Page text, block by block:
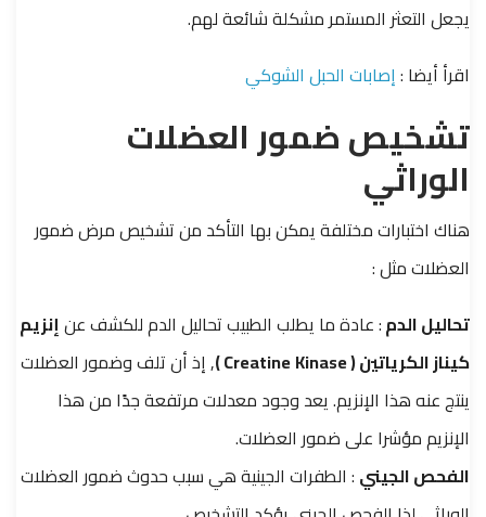
يجعل التعثر المستمر مشكلة شائعة لهم.
اقرأ أيضا :إصابات الحبل الشوكي
تشخيص ضمور العضلات
الوراثي
هناك اختبارات مختلفة يمكن بها التأكد من تشخيص مرض ضمور
العضلات مثل :
تحاليل الدم: عادة ما يطلب الطبيب تحاليل الدم للكشف عن إنزيم
كيناز الكرياتين ( CreatineKinase )
, إذ أن تلف وضمور العضلات
ينتج عنه هذا الإنزيم. يعد وجود معدلات مرتفعة جدًا من هذا
الإنزيم مؤشرا على ضمور العضلات.
الفحص الجيني : الطفرات الجينية هي سبب حدوث ضمور العضلات